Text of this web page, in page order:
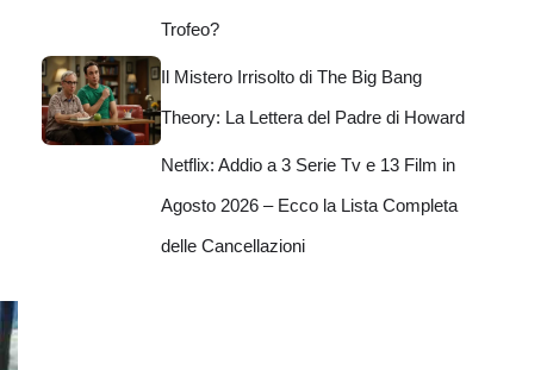
Trofeo?
Il Mistero Irrisolto di The Big Bang
Theory: La Lettera del Padre di Howard
Netflix: Addio a 3 Serie Tv e 13 Film in
Agosto 2026 – Ecco la Lista Completa
delle Cancellazioni